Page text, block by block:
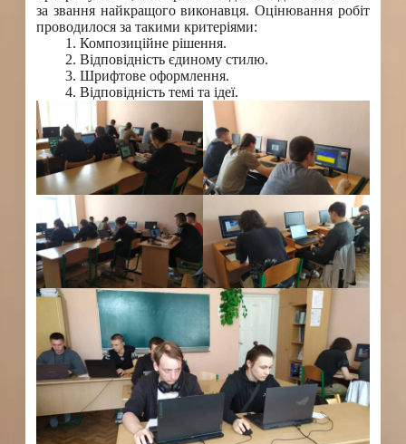
за звання найкращого виконавця. Оцінювання робіт
проводилося за такими критеріями:
1. Композиційне рішення.
2. Відповідність єдиному стилю.
3. Шрифтове оформлення.
4. Відповідність темі та ідеї.